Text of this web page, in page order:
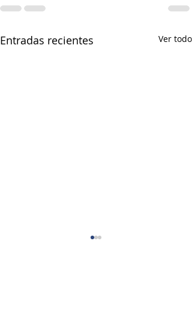
Entradas recientes Ver todo